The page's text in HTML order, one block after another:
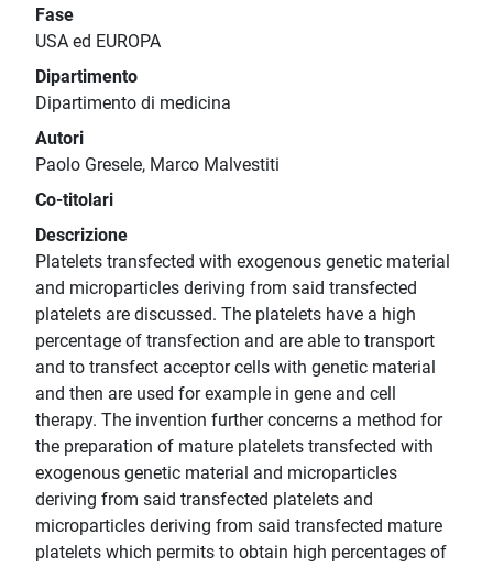
Fase
USA ed EUROPA
Dipartimento
Dipartimento di medicina
Autori
Paolo Gresele, Marco Malvestiti
Co-titolari
Descrizione
Platelets transfected with exogenous genetic material
and microparticles deriving from said transfected
platelets are discussed. The platelets have a high
percentage of transfection and are able to transport
and to transfect acceptor cells with genetic material
and then are used for example in gene and cell
therapy. The invention further concerns a method for
the preparation of mature platelets transfected with
exogenous genetic material and microparticles
deriving from said transfected platelets and
microparticles deriving from said transfected mature
platelets which permits to obtain high percentages of